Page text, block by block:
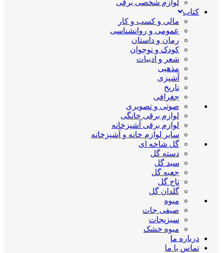
لوازم شخصی برقی
کتاب
مالی و کسب و کار
عمومی و روانشناسی
رمان و داستان
کودک و نوجوان
شعر و ادبیات
مذهبی
آشپزی
تاریخ
جغرافی
صوتی و تصویری
لوازم برقی خانگی
لوازم برقی آشپزخانه
سایر لوازم خانه و آشپزخانه
گل شاخه ای
دسته گل
سبد گل
جعبه گل
تاج گل
گلدان گل
میوه
صیفی جات
سبزیجات
میوه خشک
درباره ما
تماس با ما